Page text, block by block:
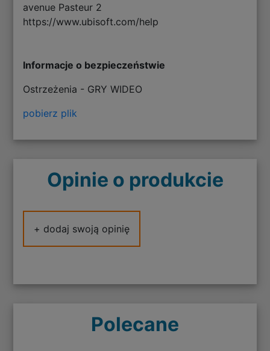
avenue Pasteur 2
https://www.ubisoft.com/help
Informacje o bezpieczeństwie
Ostrzeżenia - GRY WIDEO
pobierz plik
Opinie o produkcie
+ dodaj swoją opinię
Polecane